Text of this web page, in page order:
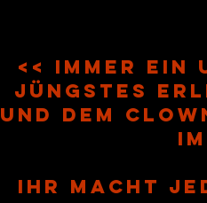
<< Immer
jüngstes
und dem
Ihr macht